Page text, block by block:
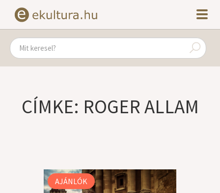
CÍMKE: ROGER ALLAM
AJÁNLÓK